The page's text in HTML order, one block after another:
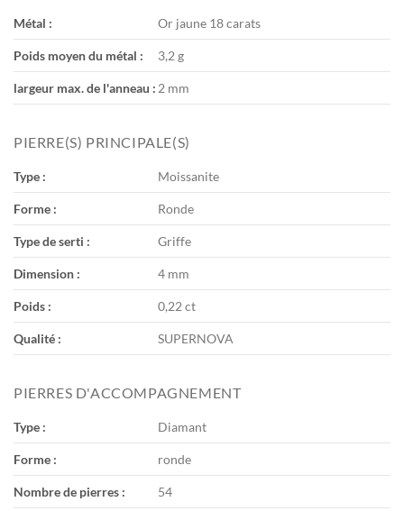
Métal : Or jaune 18 carats
Poids moyen du métal : 3,2 g
largeur max. de l'anneau : 2 mm
PIERRE(S) PRINCIPALE(S)
Type : Moissanite
Forme : Ronde
Type de serti : Griffe
Dimension : 4 mm
Poids : 0,22 ct
Qualité : SUPERNOVA
PIERRES D'ACCOMPAGNEMENT
Type : Diamant
Forme : ronde
Nombre de pierres : 54